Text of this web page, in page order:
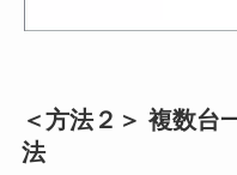
＜方法２＞ 複数台
法